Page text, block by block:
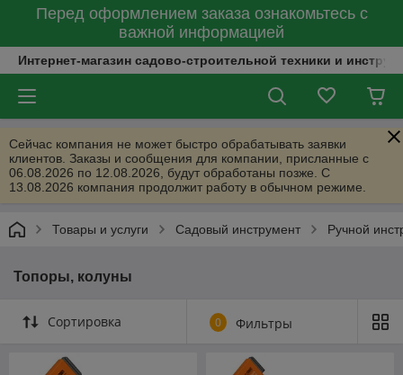
Перед оформлением заказа ознакомьтесь с
важной информацией
Интернет-магазин садово-строительной техники и
Сейчас компания не может быстро обрабатывать заявки
клиентов. Заказы и сообщения для компании, присланные с
06.08.2026 по 12.08.2026, будут обработаны позже. С
13.08.2026 компания продолжит работу в обычном режиме.
Товары и услуги Садовый инструмент Ручной
Топоры, колуны
Сортировка 0 Фильтры